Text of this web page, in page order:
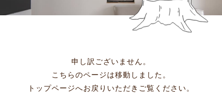
アクセス
ご予約について
よくある質問
ギャラリー
申し訳ございません。
こちらのページは移動しました。
トップページへお戻りいただきご覧ください。